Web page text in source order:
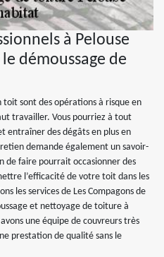
à Pelouse
démoussage de
toit sont des opérations à risque en
travailler. Vous pourriez à tout
entraîner des dégâts en plus en
demande également un savoir-
de faire pourrait occasionner des
l’efficacité de votre toit dans les
les services de Les Compagons de
et nettoyage de toiture à
une équipe de couvreurs très
prestation de qualité sans le